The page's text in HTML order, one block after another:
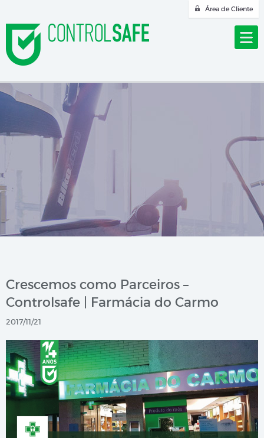
Área de Cliente
Crescemos como Parceiros –
Controlsafe | Farmácia do Carmo
2017/11/21